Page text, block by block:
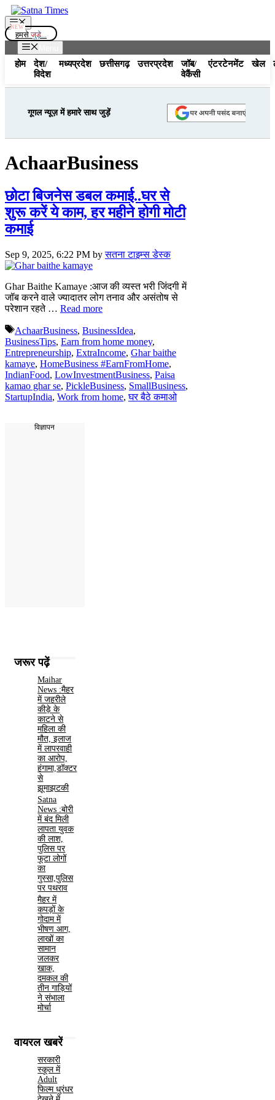
Skip
to
content
Menu
हमसे जुड़े...
होम
देश/
विदेश
मध्यप्रदेश छत्तीसगढ़ उत्तरप्रदेश
जॉब/
वेकैंसी
एंटरटेनमेंट खेल
गूगल न्यूज़ में हमारे साथ जुड़ें
AchaarBusiness
छोटा बिजनेस डबल कमाई..घर से
शुरू करें ये काम, हर महीने होगी मोटी
कमाई
Sep 9, 2025, 6:22 PM byसतना टाइम्स डेस्क
Ghar Baithe Kamaye :आज की व्यस्त भरी जिंदगी में
जॉब करने वाले ज्यादातर लोग तनाव और असंतोष से
परेशान रहते … Read more
Tags
AchaarBusiness, BusinessIdea,
BusinessTips, Earn from home money,
Entrepreneurship, ExtraIncome, Ghar baithe
kamaye, HomeBusiness #EarnFromHome,
IndianFood, LowInvestmentBusiness, Paisa
kamao ghar se, PickleBusiness, SmallBusiness,
StartupIndia, Work from home,घर बैठे कमाओ
विज्ञापन
जरूर पढ़ें
Maihar
News :मैहर
में जहरीले
कीड़े के
काटने से
महिला की
मौत, इलाज
में लापरवाही
का आरोप,
हंगामा,डॉक्टर
से
झूमाझटकी
Satna
News :बोरी
में बंद मिली
लापता युवक
की लाश,
पुलिस पर
फूटा लोगों
का
गुस्सा,पुलिस
पर पथराव
मैहर में
कपड़ों के
गोदाम में
भीषण आग,
लाखों का
सामान
जलकर
खाक,
दमकल की
तीन गाड़ियों
ने संभाला
मोर्चा
वायरल खबरें
सरकारी
स्कूल में
Adult
फिल्म धुरंधर